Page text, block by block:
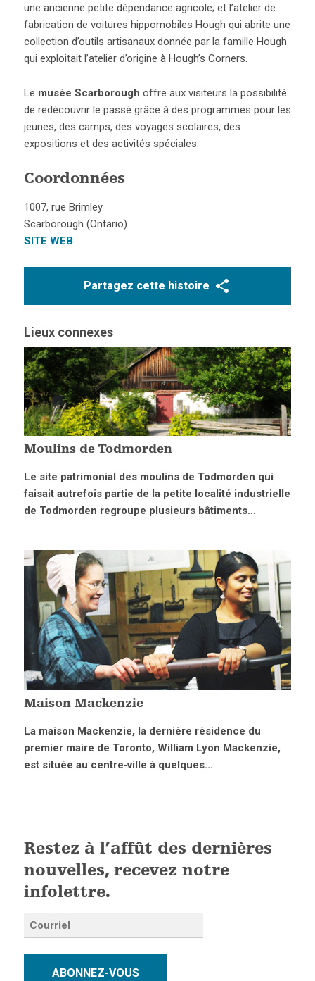
une ancienne petite dépendance agricole; et l’atelier de
fabrication de voitures hippomobiles Hough qui abrite une
collection d’outils artisanaux donnée par la famille Hough
qui exploitait l’atelier d’origine à Hough’s Corners.
Le musée Scarborough offre aux visiteurs la possibilité
de redécouvrir le passé grâce à des programmes pour les
jeunes, des camps, des voyages scolaires, des
expositions et des activités spéciales.
Coordonnées
1007, rue Brimley
Scarborough (Ontario)
SITE WEB
Partagez cette histoire
Lieux connexes
Moulins de Todmorden
Le site patrimonial des moulins de Todmorden qui
faisait autrefois partie de la petite localité industrielle
de Todmorden regroupe plusieurs bâtiments...
Maison Mackenzie
La maison Mackenzie, la dernière résidence du
premier maire de Toronto, William Lyon Mackenzie,
est située au centre‑ville à quelques...
Restez à l’affût des dernières
nouvelles, recevez notre
infolettre.
ABONNEZ-VOUS